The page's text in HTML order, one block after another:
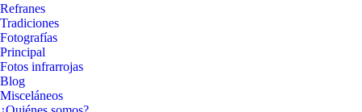
Refranes
Tradiciones
Fotografías
Principal
Fotos infrarrojas
Blog
Misceláneos